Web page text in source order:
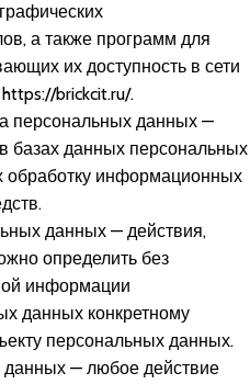
а также программ для
их доступность в сети
https://brickcit.ru/.
персональных данных —
базах данных персональных
информационных
данных — действия,
определить без
информации
данных конкретному
персональных данных.
данных — любое действие